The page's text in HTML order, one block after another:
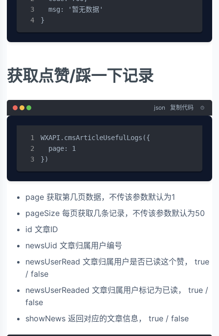
  msg: '暂无数据'
}
获取点赞/踩一下记录
json 复制代码
WXAPI.cmsArticleUsefulLogs({
  page: 1
})
page 获取第几页数据，不传该参数默认为1
pageSize 每页获取几条记录，不传该参数默认为50
id 文章ID
newsUid 文章归属用户编号
newsUserRead 文章归属用户是否已读这个赞， true
/ false
newsUserReaded 文章归属用户标记为已读， true /
false
showNews 返回对应的文章信息， true / false